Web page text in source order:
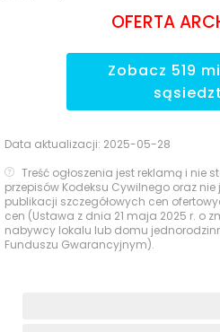
OFERTA
Zobacz 519
Data aktualizacji: 2025-05-28
Treść ogłoszenia jest reklamą i nie
przepisów Kodeksu Cywilnego oraz
publikacji szczegółowych cen
cen (Ustawa z dnia 21 maja 2025 r. o
nabywcy lokalu lub domu
Funduszu Gwarancyjnym).